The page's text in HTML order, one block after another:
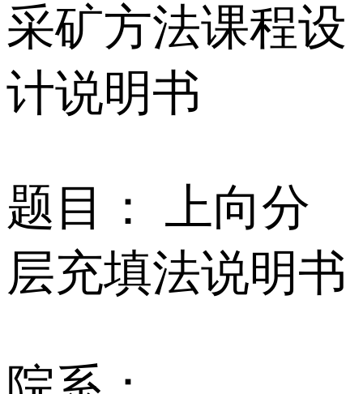
采矿方法课程设
计说明书
题目： 上向分
层充填法说明书